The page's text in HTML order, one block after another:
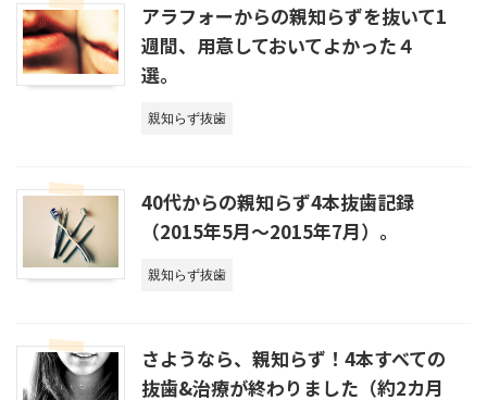
アラフォーからの親知らずを抜いて1
週間、用意しておいてよかった４
選。
親知らず抜歯
40代からの親知らず4本抜歯記録
（2015年5月～2015年7月）。
親知らず抜歯
さようなら、親知らず！4本すべての
抜歯&治療が終わりました（約2カ月